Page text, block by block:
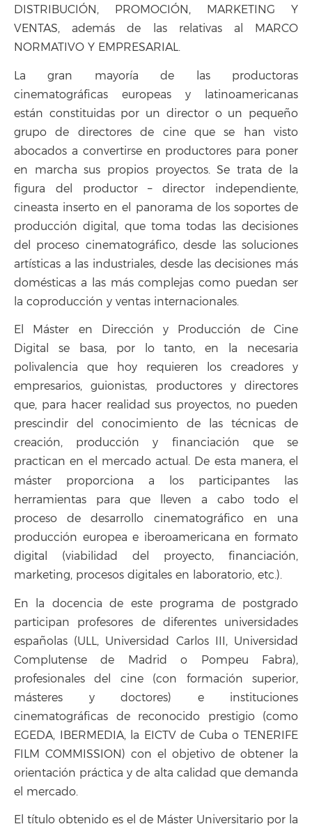
DISTRIBUCIÓN, PROMOCIÓN, MARKETING Y
VENTAS, además de las relativas al MARCO
NORMATIVO Y EMPRESARIAL.
La gran mayoría de las productoras
cinematográficas europeas y latinoamericanas
están constituidas por un director o un pequeño
grupo de directores de cine que se han visto
abocados a convertirse en productores para poner
en marcha sus propios proyectos. Se trata de la
figura del productor – director independiente,
cineasta inserto en el panorama de los soportes de
producción digital, que toma todas las decisiones
del proceso cinematográfico, desde las soluciones
artísticas a las industriales, desde las decisiones más
domésticas a las más complejas como puedan ser
la coproducción y ventas internacionales.
El Máster en Dirección y Producción de Cine
Digital se basa, por lo tanto, en la necesaria
polivalencia que hoy requieren los creadores y
empresarios, guionistas, productores y directores
que, para hacer realidad sus proyectos, no pueden
prescindir del conocimiento de las técnicas de
creación, producción y financiación que se
practican en el mercado actual. De esta manera, el
máster
proporciona a los participantes las
herramientas para que lleven a cabo todo el
proceso de desarrollo cinematográfico en una
producción europea e iberoamericana en formato
digital (viabilidad del proyecto, financiación,
marketing, procesos digitales en laboratorio, etc.).
En la docencia de este programa de postgrado
participan profesores de diferentes universidades
españolas (ULL, Universidad Carlos III, Universidad
Complutense de Madrid o Pompeu Fabra),
profesionales del cine (con formación superior,
másteres y doctores) e instituciones
cinematográficas de reconocido prestigio (como
EGEDA, IBERMEDIA, la EICTV de Cuba o TENERIFE
FILM COMMISSION) con el objetivo de obtener la
orientación práctica y de alta calidad que demanda
el mercado.
El título obtenido es el de Máster Universitario por la